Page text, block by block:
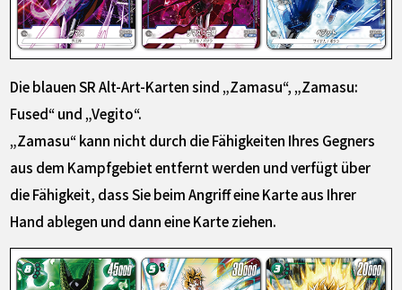
Die blauen SR Alt-Art-Karten sind „Zamasu“, „Zamasu:
Fused“ und „Vegito“.
„Zamasu“ kann nicht durch die Fähigkeiten Ihres Gegners
aus dem Kampfgebiet entfernt werden und verfügt über
die Fähigkeit, dass Sie beim Angriff eine Karte aus Ihrer
Hand ablegen und dann eine Karte ziehen.